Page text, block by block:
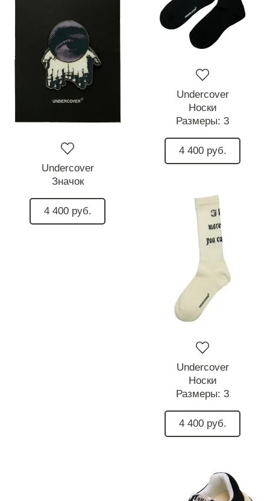
Undercover
Значок
4 400 руб.
Undercover
Носки
Размеры: 3
4 400 руб.
Undercover
Носки
Размеры: 3
4 400 руб.